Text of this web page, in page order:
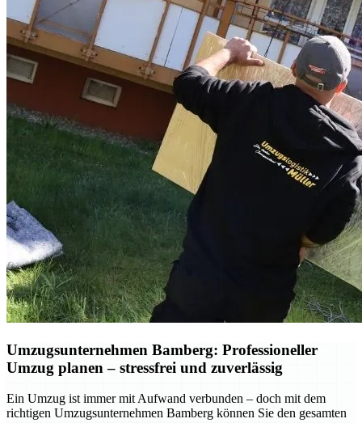
Umzugsunternehmen Bamberg: Professioneller
Umzug planen – stressfrei und zuverlässig
Ein Umzug ist immer mit Aufwand verbunden – doch mit dem
richtigen Umzugsunternehmen Bamberg können Sie den gesamten